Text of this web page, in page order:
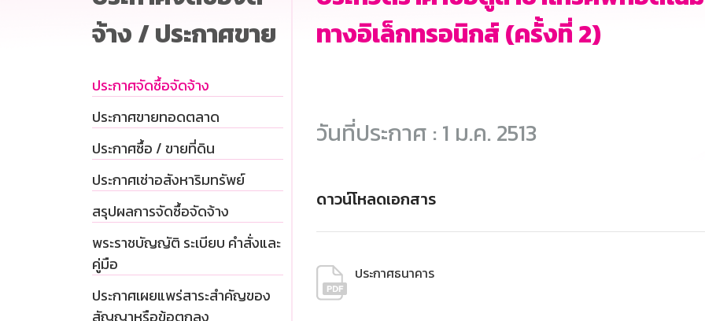
จ้าง / ประกาศขาย
ประกาศจัดซื้อจัดจ้าง
ประกาศขายทอดตลาด
ประกาศซื้อ / ขายที่ดิน
ประกาศเช่าอสังหาริมทรัพย์
สรุปผลการจัดซื้อจัดจ้าง
พระราชบัญญัติ ระเบียบ คำสั่งและ
คู่มือ
ประกาศเผยแพร่สาระสำคัญของ
ทางอิเล็กทรอนิกส์ (ครั้งที่ 2)
วันที่ประกาศ : 1 ม.ค. 2513
ดาวน์โหลดเอกสาร
ประกาศธนาคาร